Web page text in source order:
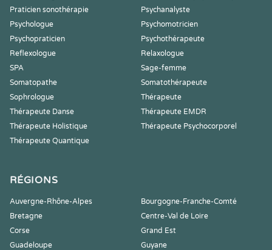
Praticien sonothérapie
Psychanalyste
Psychologue
Psychomotricien
Psychopraticien
Psychothérapeute
Reflexologue
Relaxologue
SPA
Sage-femme
Somatopathe
Somatothérapeute
Sophrologue
Thérapeute
Thérapeute Danse
Thérapeute EMDR
Thérapeute Holistique
Thérapeute Psychocorporel
Thérapeute Quantique
RÉGIONS
Auvergne-Rhône-Alpes
Bourgogne-Franche-Comté
Bretagne
Centre-Val de Loire
Corse
Grand Est
Guadeloupe
Guyane